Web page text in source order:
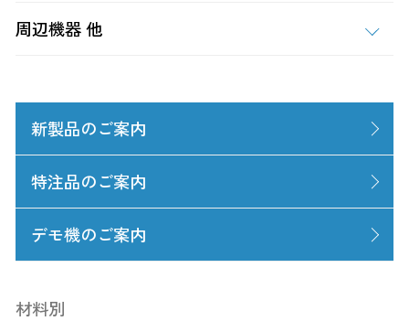
周辺機器 他
新製品のご案内
特注品のご案内
デモ機のご案内
材料別